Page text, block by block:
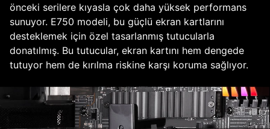
önceki serilere kıyasla çok daha yüksek performans
sunuyor. E750 modeli, bu güçlü ekran kartlarını
desteklemek için özel tasarlanmış tutucularla
donatılmış. Bu tutucular, ekran kartını hem dengede
tutuyor hem de kırılma riskine karşı koruma sağlıyor.